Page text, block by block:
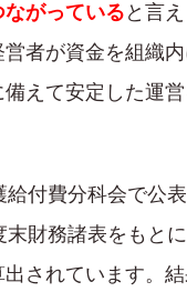
がっている と言
者が資金を組織
えて安定した運
給付費分科会で公
末財務諸表をもと
されています。